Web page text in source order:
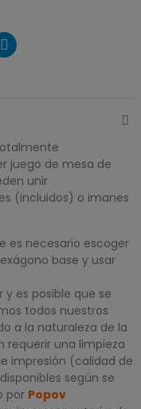
juego de mesa de
unir
(incluidos) o imanes
es necesario escoger
base y usar
es posible que se
todos nuestros
a la naturaleza de la
requerir una limpieza
impresión (calidad de
según se
por Popov